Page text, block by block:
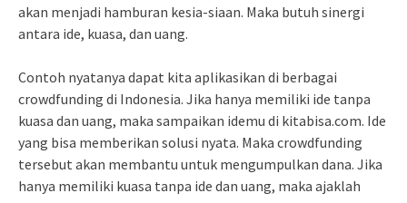
akan menjadi hamburan kesia-siaan. Maka butuh sinergi
antara ide, kuasa, dan uang.
Contoh nyatanya dapat kita aplikasikan di berbagai
crowdfunding di Indonesia. Jika hanya memiliki ide tanpa
kuasa dan uang, maka sampaikan idemu di kitabisa.com. Ide
yang bisa memberikan solusi nyata. Maka crowdfunding
tersebut akan membantu untuk mengumpulkan dana. Jika
hanya memiliki kuasa tanpa ide dan uang, maka ajaklah